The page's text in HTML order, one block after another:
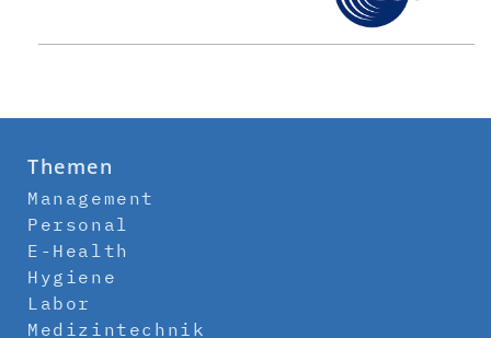
Themen
Management
Personal
E-Health
Hygiene
Labor
Medizintechnik